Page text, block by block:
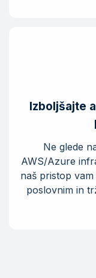
Izboljšajte
Ne glede
AWS/Azure
naš pristop
poslovnim in